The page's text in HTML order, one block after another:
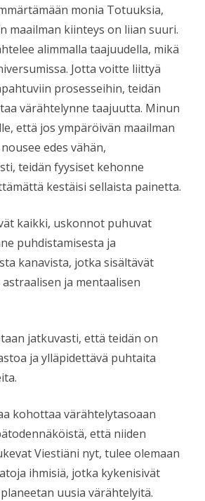
monia Totuuksia,
maailman kiinteys on liian suuri.
alimmalla taajuudella, mikä
Jotta voitte liittyä
prosesseihin, teidän
värähtelynne taajuutta. Minun
että jos ympäröivän maailman
edes vähän,
teidän fyysiset kehonne
kestäisi sellaista painetta.
kaikki, uskonnot puhuvat
puhdistamisesta ja
kanavista, jotka sisältävät
ja mentaalisen
jatkuvasti, että teidän on
ja ylläpidettävä puhtaita
kohottaa värähtelytasoaan
että niiden
Viestiäni nyt, tulee olemaan
ihmisiä, jotka kykenisivät
uusia värähtelyitä.